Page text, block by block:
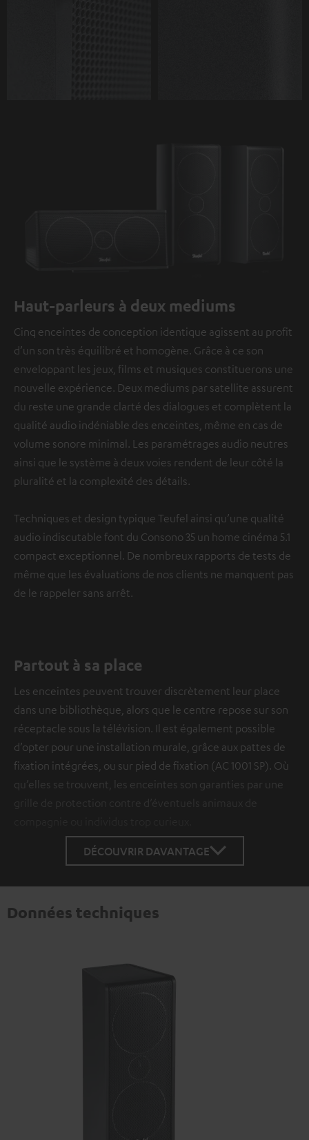
Haut-parleurs à deux mediums
Cinq enceintes de conception identique agissent au profit
d’un son très équilibré et homogène. Grâce à ce son
enveloppant les jeux, films et musiques constituerons une
nouvelle expérience. Deux mediums par satellite assurent
du reste une grande clarté des dialogues et complètent la
qualité audio indéniable des enceintes, même en cas de
volume sonore minimal. Les paramétrages audio neutres
ainsi que le système à deux voies rendent de leur côté la
pluralité et la complexité des détails.
Techniques et design typique Teufel ainsi qu’une qualité
audio indiscutable font du Consono 35 un home cinéma 5.1
compact exceptionnel. De nombreux rapports de tests de
même que les évaluations de nos clients ne manquent pas
de le rappeler sans arrêt.
Partout à sa place
Les enceintes peuvent trouver discrètement leur place
dans une bibliothèque, alors que le centre repose sur son
réceptacle sous la télévision. Il est également possible
d’opter pour une installation murale, grâce aux pattes de
fixation intégrées, ou sur pied de fixation (AC 1001 SP). Où
qu’elles se trouvent, les enceintes son garanties par une
grille de protection contre d’éventuels animaux de
DÉCOUVRIR DAVANTAGE
Données techniques